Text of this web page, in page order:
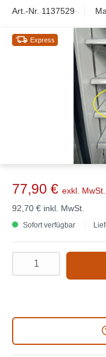
Art.-Nr. 1137529
Express
77,90 € exkl. MwSt.
92,70 € inkl. MwSt.
Sofort verfügbar